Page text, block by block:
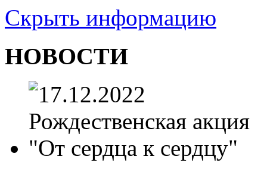
Скрыть информацию
НОВОСТИ